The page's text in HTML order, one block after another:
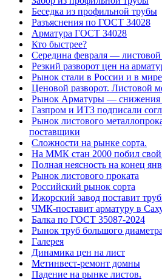
Беседка из профильной трубы
Разъяснения по ГОСТ 34028
Арматура ГОСТ 34028
Кто быстрее?
Середина февраля — листовой
Резкий разворот цен на
Рынок стали в России и в
Ценовой разворот. Листовой
Рынок Арматуры — снижения
Газпром и ИТЗ подписали
Рынок листового
поставщики
Сложности на рынке сорта.
На ММК стан 2000 побил свой
Полная неясность на конец
Рынок листового проката
Российский рынок сорта
Ижорский завод поставит
ЧМК-поставит арматуру в
Балка по ГОСТ 35087-2024
Рынок труб большого диаметра
Галерея
Динамика цен на лист
Метинвест-ремонт домны
Падение на рынке листов.